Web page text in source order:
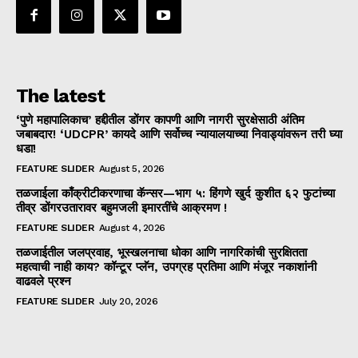
The latest
‘पुणे महापालिकाच’ हद्दीतील डोंगर कापणी आणि नागरी सुरक्षेसाठी अंतिम
जबाबदार! ‘UDCPR’ कायदे आणि सर्वोच्च न्यायालयाच्या निवाड्यांवरून तरी घ्या
धडा!
FEATURE SLIDER August 5, 2026
तळजाईला काँक्रीटीकरणाचा कॅन्सर—भाग ५: हिंगणे खुर्द कुशीत ६२ फुटांच्या
तीव्र डोंगरउतारावर बहुमजली इमारतींचे आक्रमण !
FEATURE SLIDER August 4, 2026
तळजाईतील जलप्रवाह, भूस्खलनाचा धोका आणि नागरिकांची सुरक्षितता
महत्वाची नाही काय? कॉन्टूर प्लॅन, उपग्रह प्रतिमा आणि मंजूर नकाशांनी
वाढवले प्रश्न
FEATURE SLIDER July 20, 2026